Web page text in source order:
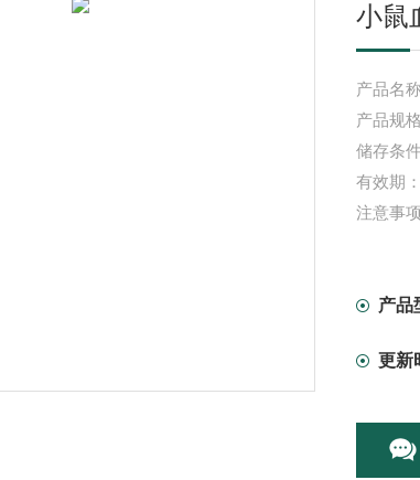
小鼠
产品名
产品规
储存条
有效期
注意事
产品
更新